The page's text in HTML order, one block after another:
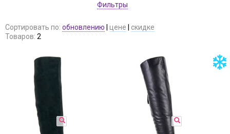
Фильтры
Сортировать по: обновлению цене
скидке
Товаров: 2